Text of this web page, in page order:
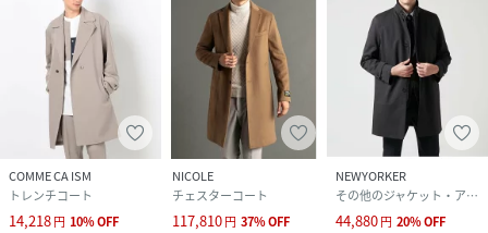
COMME CA ISM
トレンチコート
14,218円 10%OFF
NICOLE
チェスターコート
117,810円 37%OFF
NEWYORKER
その他のジャケット・アウター
44,880円 20%OFF